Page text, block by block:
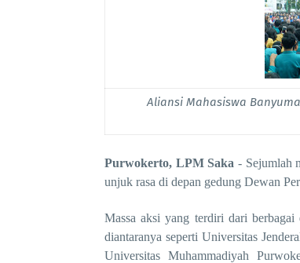
Aliansi Mahasiswa
Purwokerto, LPM Saka - Sejumlah
unjuk rasa di depan gedung Dewan
Massa aksi yang terdiri dari
diantaranya seperti Universitas
Universitas Muhammadiyah